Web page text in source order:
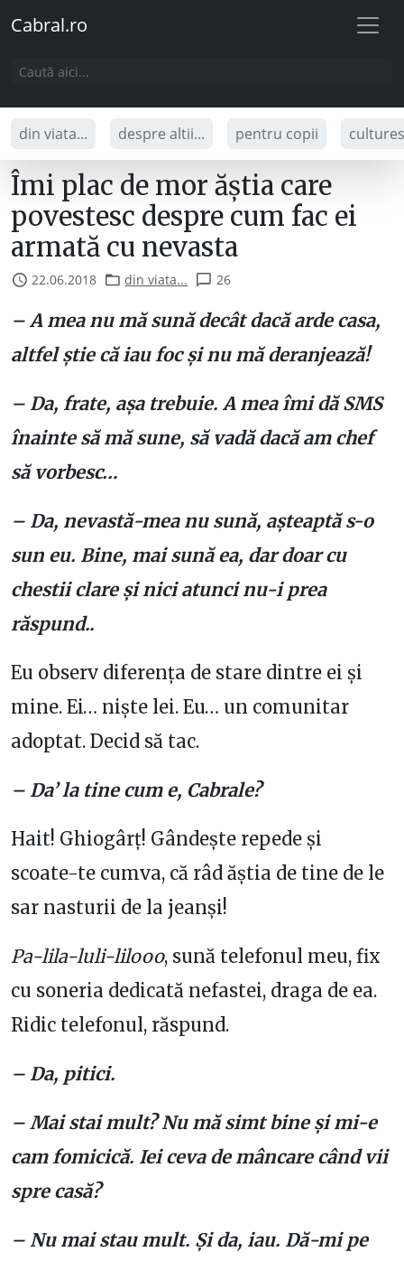
Cabral.ro
din viata... despre altii... pentru copii
Îmi plac de mor ăștia care
povestesc despre cum fac ei
armată cu nevasta
22.06.2018 din viata... 26
– A mea nu mă sună decât dacă arde casa,
altfel știe că iau foc și nu mă deranjează!
– Da, frate, așa trebuie. A mea îmi dă SMS
înainte să mă sune, să vadă dacă am chef
să vorbesc…
– Da, nevastă-mea nu sună, așteaptă s-o
sun eu. Bine, mai sună ea, dar doar cu
chestii clare și nici atunci nu-i prea
răspund..
Eu observ diferența de stare dintre ei și
mine. Ei… niște lei. Eu… un comunitar
adoptat. Decid să tac.
– Da’ la tine cum e, Cabrale?
Hait! Ghiogârț! Gândește repede și
scoate-te cumva, că râd ăștia de tine de le
sar nasturii de la jeanși!
Pa-lila-luli-lilooo, sună telefonul meu, fix
cu soneria dedicată nefastei, draga de ea.
Ridic telefonul, răspund.
– Da, pitici.
– Mai stai mult? Nu mă simt bine și mi-e
cam fomicică. Iei ceva de mâncare când vii
spre casă?
– Nu mai stau mult. Și da, iau. Dă-mi pe